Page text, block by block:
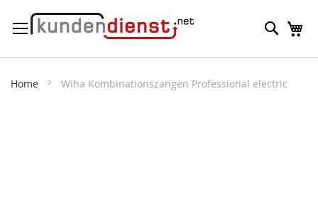
zum
Suche
Home Wiha Kombinationszangen Professional electric